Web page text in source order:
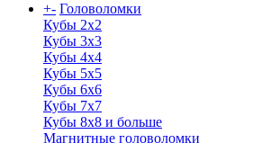
+- Головоломки
Кубы 2х2
Кубы 3х3
Кубы 4x4
Кубы 5х5
Кубы 6х6
Кубы 7х7
Кубы 8х8 и больше
Магнитные головоломки